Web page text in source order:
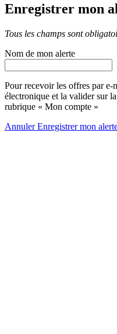
Enregistrer mon
Tous les champs sont
Nom de mon alerte
Pour recevoir les offres par e-
électronique et la valider sur
rubrique « Mon compte »
AnnulerEnregistrer mon